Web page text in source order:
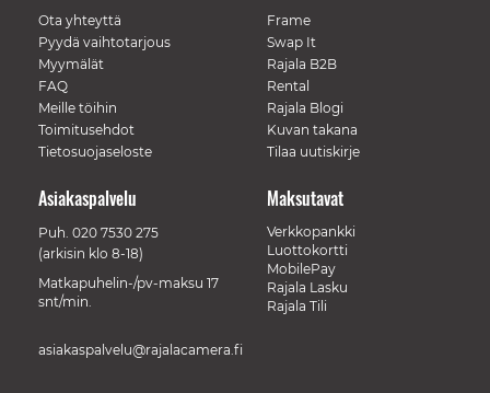
Ota yhteyttä
Pyydä vaihtotarjous
Myymälät
FAQ
Meille töihin
Toimitusehdot
Tietosuojaseloste
Frame
Swap It
Rajala B2B
Rental
Rajala Blogi
Kuvan takana
Tilaa uutiskirje
Maksutavat
Verkkopankki
Luottokortti
MobilePay
Rajala Lasku
Rajala Tili
Asiakaspalvelu
Puh. 020 7530 275
(arkisin klo 8-18)
Matkapuhelin-/pv-maksu 17
snt/min.
asiakaspalvelu@rajalacamera.fi